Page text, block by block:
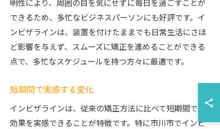
明性により、周囲の目を気にせずに毎日を過ごすことが
できるため、多忙なビジネスパーソンにも好評です。イ
ンビザラインは、装置を付けたままでも日常生活にさほ
ど影響を与えず、スムーズに矯正を進めることができる
点で、多忙なスケジュールを持つ方々に最適です。
短期間で実感する変化
インビザラインは、従来の矯正方法に比べて短期間での
効果を実感できることが特徴です。特に市川市でインビ